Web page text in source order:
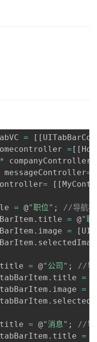
= [ [
= [ [
* companyController
messageController=
= [ [
= @"职位" ;
//导航栏
. title = @"职
. image = [
.
title = @"公司" ;
//导
tabBarItem . title =
tabBarItem . image =
tabBarItem .
title = @"消息" ;
//导
tabBarItem . title =